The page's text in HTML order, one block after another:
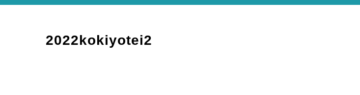
2022kokiyotei2